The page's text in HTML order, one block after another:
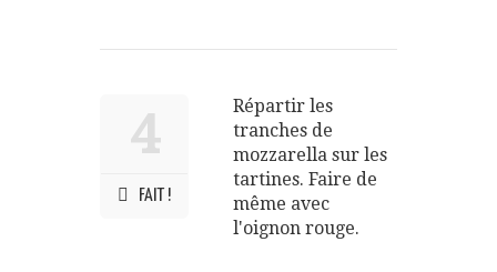
4
FAIT !
Répartir les
tranches de
mozzarella sur les
tartines. Faire de
même avec
l'oignon rouge.